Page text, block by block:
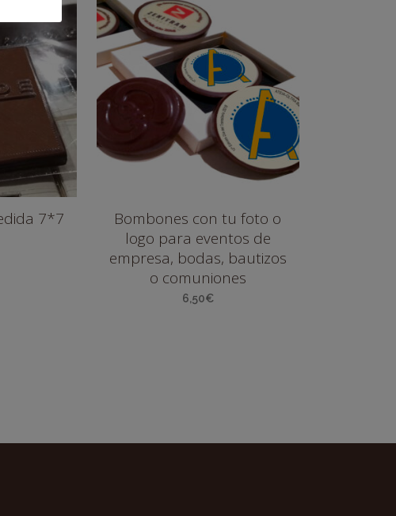
7*7
Bombones con tu foto o
logo para eventos de
empresa, bodas, bautizos
o comuniones
6,50€